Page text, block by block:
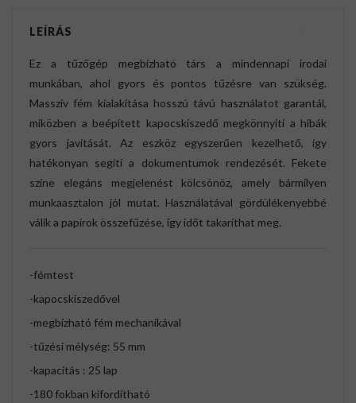
LEÍRÁS
Ez a tűzőgép megbízható társ a mindennapi irodai
munkában, ahol gyors és pontos tűzésre van szükség.
Masszív fém kialakítása hosszú távú használatot garantál,
miközben a beépített kapocskiszedő megkönnyíti a hibák
gyors javítását. Az eszköz egyszerűen kezelhető, így
hatékonyan segíti a dokumentumok rendezését. Fekete
színe elegáns megjelenést kölcsönöz, amely bármilyen
munkaasztalon jól mutat. Használatával gördülékenyebbé
válik a papírok összefűzése, így időt takaríthat meg.
-fémtest
-kapocskiszedővel
-megbízható fém mechanikával
-tűzési mélység: 55 mm
-kapacitás : 25 lap
-180 fokban kifordítható